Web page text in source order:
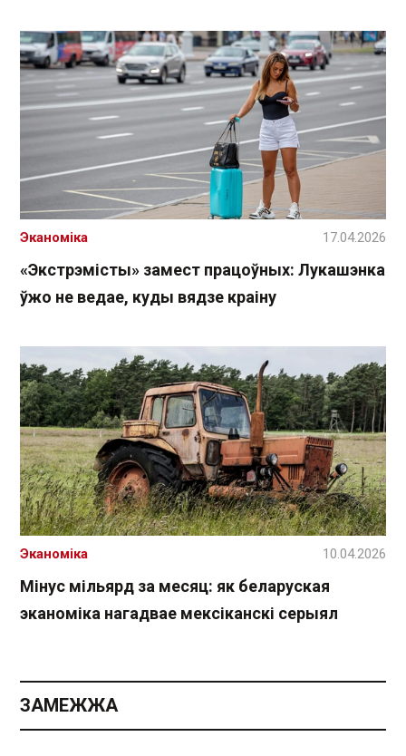
«Экстрэмісты» замест працоўных: Лукашэнка
ўжо не ведае, куды вядзе краіну
Эканоміка 17.04.2026
Мінус мільярд за месяц: як беларуская
эканоміка нагадвае мексіканскі серыял
Эканоміка 10.04.2026
ЗАМЕЖЖА